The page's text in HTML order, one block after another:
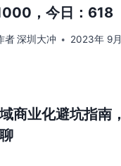
，今日：618
者 深圳大冲 2023年 9
商业化避坑指南